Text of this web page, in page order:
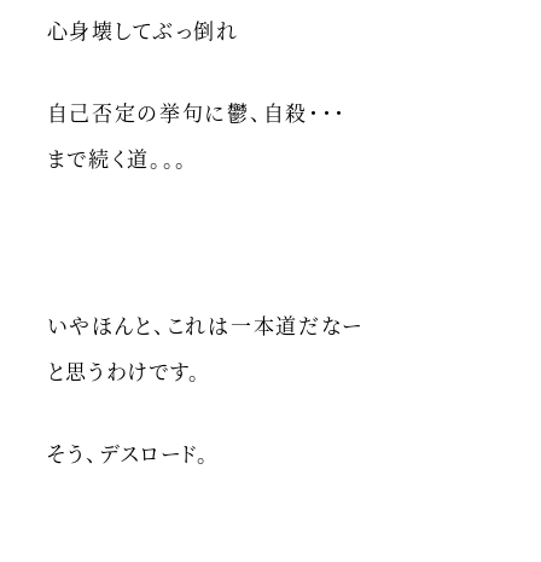
心身壊してぶっ倒れ
自己否定の挙句に鬱、自殺・・・
まで続く道。。。
いやほんと、これは一本道だなー
と思うわけです。
そう、デスロード。